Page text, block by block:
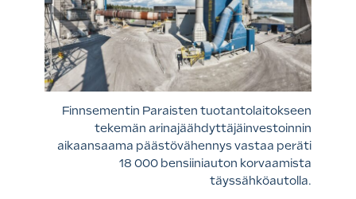
Finnsementin Paraisten tuotantolaitokseen
tekemän arinajäähdyttäjäinvestoinnin
aikaansaama päästövähennys vastaa peräti
18 000 bensiiniauton korvaamista
täyssähköautolla.